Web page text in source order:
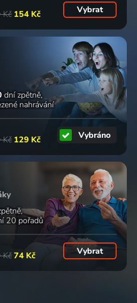
Kč 154 Kč Vybrat
dní zpětně
nahrávání
Kč 129 Kč Vybráno
20 pořadů
Kč74 Kč Vybrat